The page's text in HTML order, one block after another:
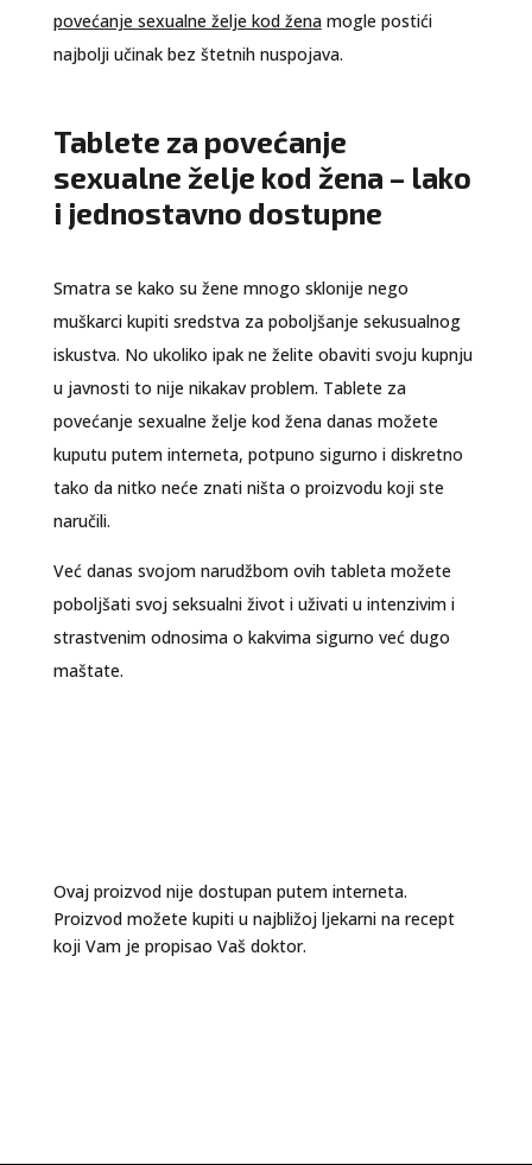
povećanje sexualne želje kod ženamogle postići
najbolji učinak bez štetnih nuspojava.
Tablete za povećanje
sexualne želje kod žena – lako
i jednostavno dostupne
Smatra se kako su žene mnogo sklonije nego
muškarci kupiti sredstva za poboljšanje sekusualnog
iskustva. No ukoliko ipak ne želite obaviti svoju kupnju
u javnosti to nije nikakav problem. Tablete za
povećanje sexualne želje kod žena danas možete
kuputu putem interneta, potpuno sigurno i diskretno
tako da nitko neće znati ništa o proizvodu koji ste
naručili.
Već danas svojom narudžbom ovih tableta možete
poboljšati svoj seksualni život i uživati u intenzivim i
strastvenim odnosima o kakvima sigurno već dugo
maštate.
Ovaj proizvod nije dostupan putem interneta.
Proizvod možete kupiti u najbližoj ljekarni na recept
koji Vam je propisao Vaš doktor.